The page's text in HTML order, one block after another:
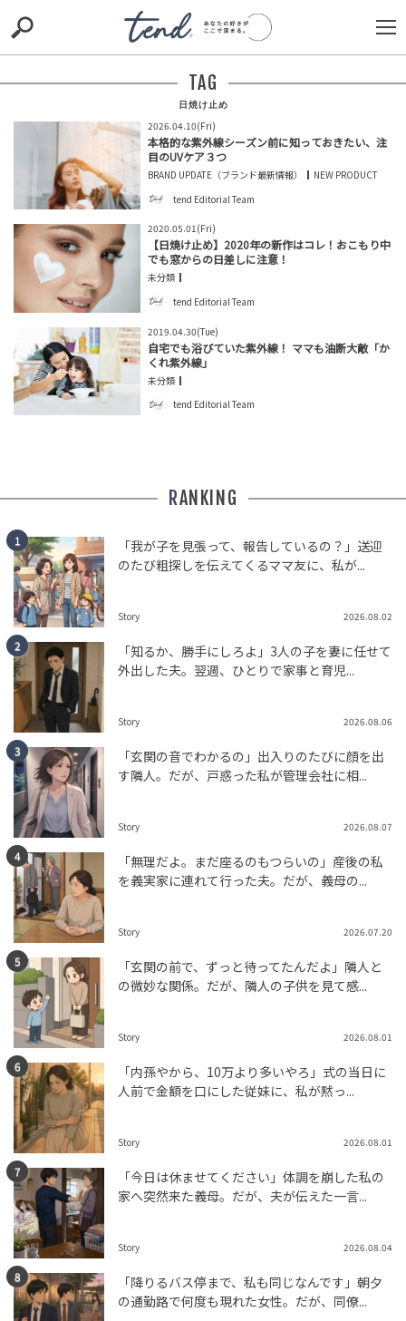
H
お出かけ original RECOMMED editor
trill nordot RECOMMEND ARENA TOP
H
ひろゆき「『遺憾』を表明するだけなのかな？」中国・
駐大阪総領事の過激投稿に日本政府の姿勢を問う。SNSで
は「高市さんの反...
HUMAN（話題の人）
ENTERTAINMENT
倉田真由美氏、大谷翔平選手の第2子誕生に伴う一部の年
子批判に苦言→「この言葉に救われました」とSNSで称賛
HUMAN（話題の人）
CREATORS
tend Editorial Team
「合鍵よ、何か問題ある？」合鍵で勝手に家に入った義
TREND（トレンド深堀）
STORY
tend Editorial Team
TAG
日焼け止め
2026.04.10(Fri)
本格的な紫外線シーズン前に知っておきたい、注
目のUVケア３つ
BRAND UPDATE（ブランド最新情報）
NEW PRODUCT
tend Editorial Team
2020.05.01(Fri)
【日焼け止め】2020年の新作はコレ！おこもり中
でも窓からの日差しに注意！
未分類
tend Editorial Team
2019.04.30(Tue)
自宅でも浴びていた紫外線！ ママも油断大敵「か
くれ紫外線」
未分類
tend Editorial Team
RANKING
「我が子を見張って、報告しているの？」送迎
のたび粗探しを伝えてくるママ友に、私が...
Story 2026.08.02
「知るか、勝手にしろよ」3人の子を妻に任せて
外出した夫。翌週、ひとりで家事と育児...
Story 2026.08.06
「玄関の音でわかるの」出入りのたびに顔を出
す隣人。だが、戸惑った私が管理会社に相...
Story 2026.08.07
「無理だよ。まだ座るのもつらいの」産後の私
を義実家に連れて行った夫。だが、義母の...
Story 2026.07.20
「玄関の前で、ずっと待ってたんだよ」隣人と
の微妙な関係。だが、隣人の子供を見て感...
Story 2026.08.01
「内孫やから、10万より多いやろ」式の当日に
人前で金額を口にした従妹に、私が黙っ...
Story 2026.08.01
「今日は休ませてください」体調を崩した私の
家へ突然来た義母。だが、夫が伝えた一言...
Story 2026.08.04
「降りるバス停まで、私も同じなんです」朝夕
の通勤路で何度も現れた女性。だが、同僚...